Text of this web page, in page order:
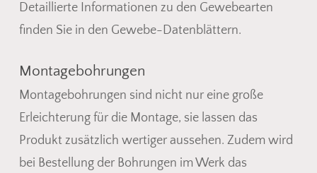
Detaillierte Informationen zu den Gewebearten
finden Sie in den Gewebe-Datenblättern.
Montagebohrungen
Montagebohrungen sind nicht nur eine große
Erleichterung für die Montage, sie lassen das
Produkt zusätzlich wertiger aussehen. Zudem wird
bei Bestellung der Bohrungen im Werk das